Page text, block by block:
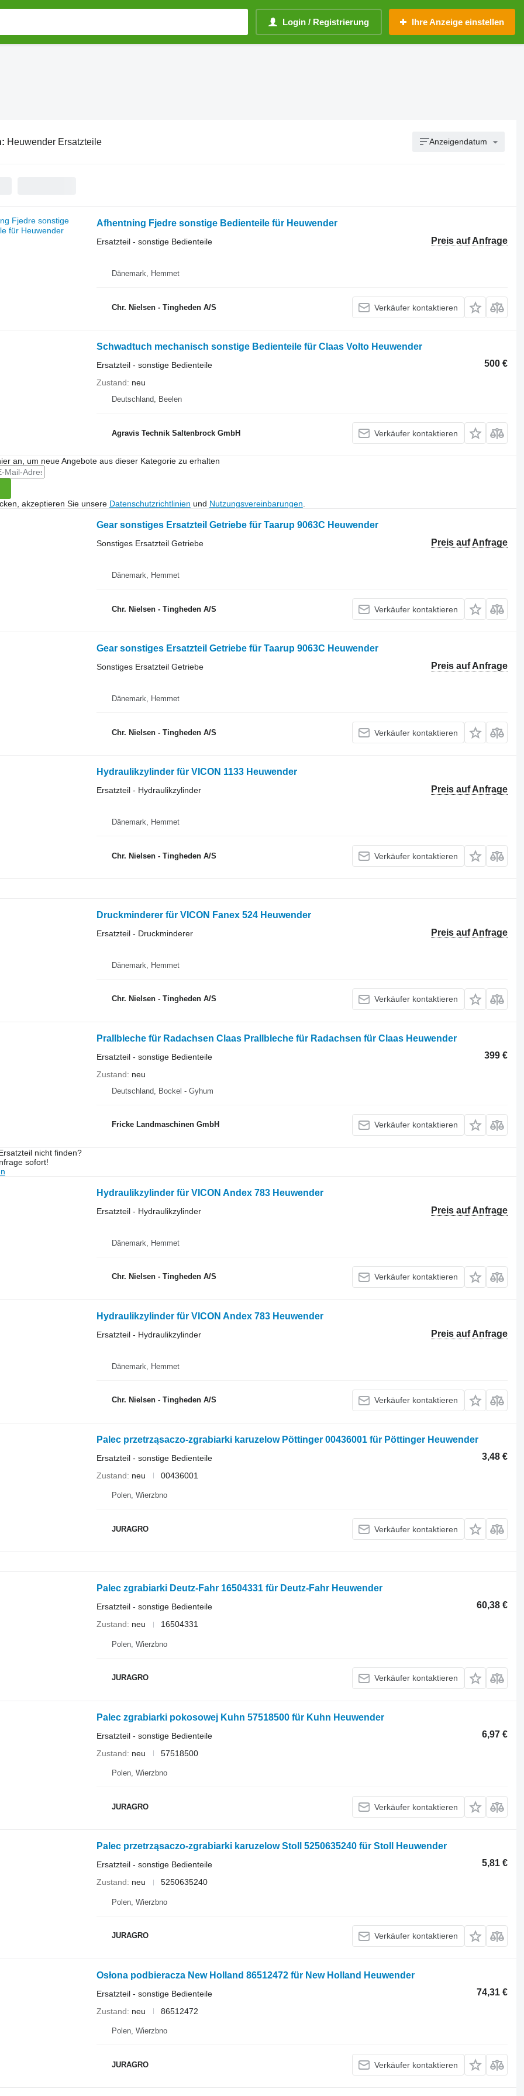
Login / Registrierung Ihre Anzeige einstellen
Heuwender Ersatzteile Anzeigendatum
Afhentning Fjedre sonstige Bedienteile für Heuwender
Preis auf Anfrage
Ersatzteil - sonstige Bedienteile
Dänemark, Hemmet
Chr. Nielsen - Tingheden A/S Verkäufer kontaktieren
Schwadtuch mechanisch sonstige Bedienteile für Claas Volto Heuwender
500 €
Ersatzteil - sonstige Bedienteile
Zustand
neu
Deutschland, Beelen
Agravis Technik Saltenbrock GmbH Verkäufer kontaktieren
an, um neue Angebote aus dieser Kategorie zu erhalten
akzeptieren Sie unsere Datenschutzrichtlinien und Nutzungsvereinbarungen
Gear sonstiges Ersatzteil Getriebe für Taarup 9063C Heuwender
Preis auf Anfrage
Sonstiges Ersatzteil Getriebe
Dänemark, Hemmet
Chr. Nielsen - Tingheden A/S Verkäufer kontaktieren
Gear sonstiges Ersatzteil Getriebe für Taarup 9063C Heuwender
Preis auf Anfrage
Sonstiges Ersatzteil Getriebe
Dänemark, Hemmet
Chr. Nielsen - Tingheden A/S Verkäufer kontaktieren
Hydraulikzylinder für VICON 1133 Heuwender
Preis auf Anfrage
Ersatzteil - Hydraulikzylinder
Dänemark, Hemmet
Chr. Nielsen - Tingheden A/S Verkäufer kontaktieren
Druckminderer für VICON Fanex 524 Heuwender
Preis auf Anfrage
Ersatzteil - Druckminderer
Dänemark, Hemmet
Chr. Nielsen - Tingheden A/S Verkäufer kontaktieren
Prallbleche für Radachsen Claas Prallbleche für Radachsen für Claas Heuwender
399 €
Ersatzteil - sonstige Bedienteile
Zustand
neu
Deutschland, Bockel - Gyhum
Fricke Landmaschinen GmbH Verkäufer kontaktieren
nicht finden?
sofort!
Hydraulikzylinder für VICON Andex 783 Heuwender
Preis auf Anfrage
Ersatzteil - Hydraulikzylinder
Dänemark, Hemmet
Chr. Nielsen - Tingheden A/S Verkäufer kontaktieren
Hydraulikzylinder für VICON Andex 783 Heuwender
Preis auf Anfrage
Ersatzteil - Hydraulikzylinder
Dänemark, Hemmet
Chr. Nielsen - Tingheden A/S Verkäufer kontaktieren
Palec przetrząsaczo-zgrabiarki karuzelow Pöttinger 00436001 für Pöttinger Heuwender
3,48 €
Ersatzteil - sonstige Bedienteile
Zustand
neu 00436001
Polen, Wierzbno
JURAGRO Verkäufer kontaktieren
Palec zgrabiarki Deutz-Fahr 16504331 für Deutz-Fahr Heuwender
60,38 €
Ersatzteil - sonstige Bedienteile
Zustand
neu 16504331
Polen, Wierzbno
JURAGRO Verkäufer kontaktieren
Palec zgrabiarki pokosowej Kuhn 57518500 für Kuhn Heuwender
6,97 €
Ersatzteil - sonstige Bedienteile
Zustand
neu 57518500
Polen, Wierzbno
JURAGRO Verkäufer kontaktieren
Palec przetrząsaczo-zgrabiarki karuzelow Stoll 5250635240 für Stoll Heuwender
5,81 €
Ersatzteil - sonstige Bedienteile
Zustand
neu 5250635240
Polen, Wierzbno
JURAGRO Verkäufer kontaktieren
Osłona podbieracza New Holland 86512472 für New Holland Heuwender
74,31 €
Ersatzteil - sonstige Bedienteile
Zustand
neu 86512472
Polen, Wierzbno
JURAGRO Verkäufer kontaktieren